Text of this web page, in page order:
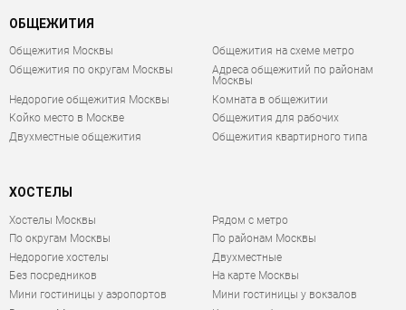
ОБЩЕЖИТИЯ
Общежития Москвы
Общежития на схеме метро
Общежития по округам Москвы
Адреса общежитий по районам
Москвы
Недорогие общежития Москвы
Комната в общежитии
Койко место в Москве
Общежития для рабочих
Двухместные общежития
Общежития квартирного типа
ХОСТЕЛЫ
Хостелы Москвы
По округам Москвы
Недорогие хостелы
Без посредников
Мини гостиницы у аэропортов
Рядом с метро
По районам Москвы
Двухместные
На карте Москвы
Мини гостиницы у вокзалов